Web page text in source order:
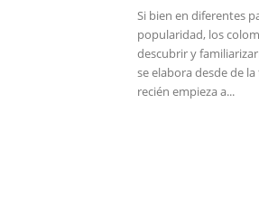
Si bien en diferentes
popularidad, los
descubrir y
se elabora desde de
recién empieza a...